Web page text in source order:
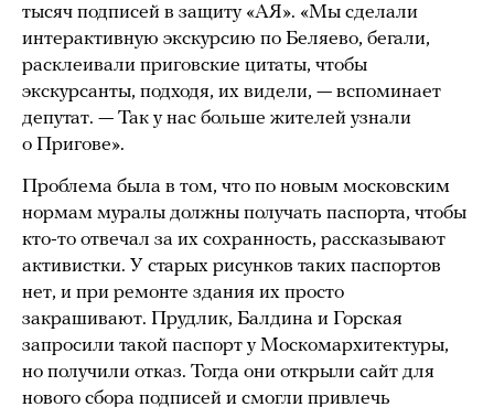
тысяч подписей в защиту «АЯ». «Мы сделали
интерактивную экскурсию по Беляево, бегали,
расклеивали приговские цитаты, чтобы
экскурсанты, подходя, их видели, — вспоминает
депутат. — Так у нас больше жителей узнали
о Пригове».
Проблема была в том, что по новым московским
нормам муралы должны получать паспорта, чтобы
кто-то отвечал за их сохранность, рассказывают
активистки. У старых рисунков таких паспортов
нет, и при ремонте здания их просто
закрашивают. Прудлик, Балдина и Горская
запросили такой паспорт у Москомархитектуры,
но получили отказ. Тогда они открыли сайт для
нового сбора подписей и смогли привлечь